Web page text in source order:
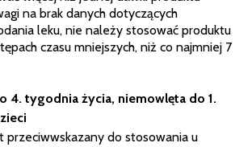
na brak danych dotyczących
leku, nie należy stosować produktu
czasu mniejszych, niż co najmniej 7
4. tygodnia życia, niemowlęta do 1.
przeciwwskazany do stosowania u